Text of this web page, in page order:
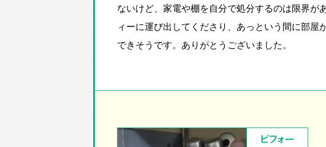
ないけど、家電や棚を自分で処分するのは限界
ィーに運び出してくださり、あっという間に部
できそうです。ありがとうございました。
ビフォー